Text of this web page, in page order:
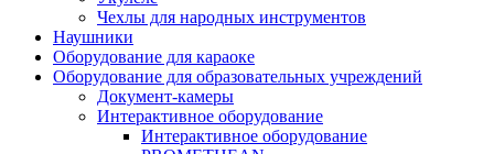
Чехлы для народных инструментов
Наушники
Оборудование для караоке
Оборудование для образовательных учреждений
Документ-камеры
Интерактивное оборудование
Интерактивное оборудование